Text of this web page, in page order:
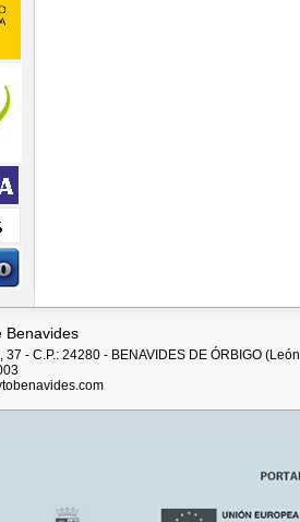
Benavides
- C.P.: 24280 - BENAVIDES DE ÓRBIGO